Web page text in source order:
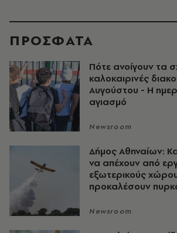
ΠΡΟΣΦΑΤΑ
Πότε ανοίγουν τα
καλοκαιρινές
Αυγούστου - Η
αγιασμό
Newsroom
Δήμος Αθηναίων:
να απέχουν από
εξωτερικούς
προκαλέσουν
Newsroom